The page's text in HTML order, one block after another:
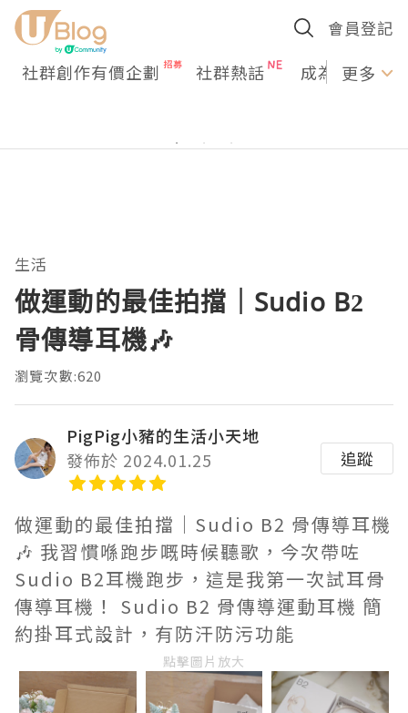
會員登記
社群創作有價企劃 社群熱話 成為U更多
生活
做運動的最佳拍擋｜Sudio B2
骨傳導耳機🎶
瀏覽次數:620
PigPig小豬的生活小天地
發佈於 2024.01.25
追蹤
做運動的最佳拍擋｜Sudio B2 骨傳導耳機
🎶 我習慣喺跑步嘅時候聽歌，今次帶咗
Sudio B2耳機跑步，這是我第一次試耳骨
傳導耳機！ Sudio B2 骨傳導運動耳機 簡
約掛耳式設計，有防汗防污功能
點擊圖片放大